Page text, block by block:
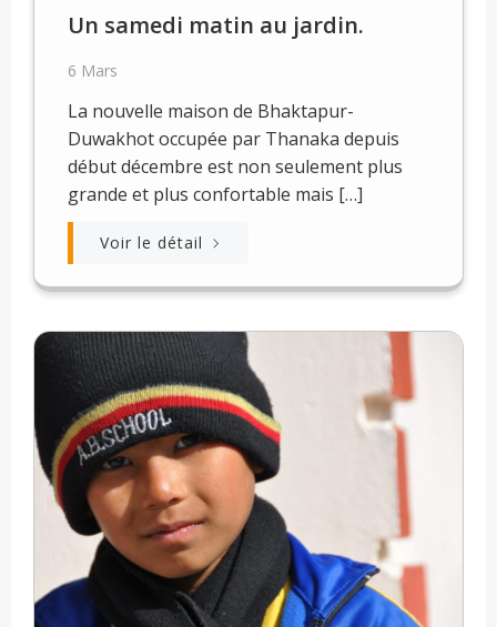
Un samedi matin au jardin.
6 Mars
La nouvelle maison de Bhaktapur-
Duwakhot occupée par Thanaka depuis
début décembre est non seulement plus
grande et plus confortable mais […]
Voir le détail